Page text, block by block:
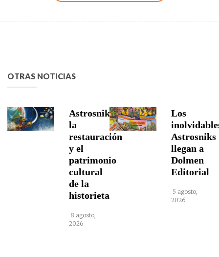
OTRAS NOTICIAS
Astrosniks,
la
restauración
y el
patrimonio
cultural
de la
historieta
8 agosto,
2026
Los
Astrosniks
llegan a
Dolmen
Editorial
5 agosto,
2026